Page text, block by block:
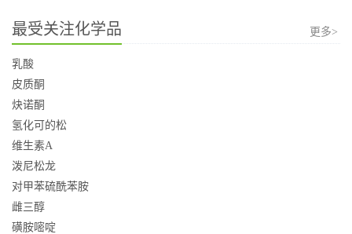
最受关注化学品 更多>
乳酸
皮质酮
炔诺酮
氢化可的松
维生素A
泼尼松龙
对甲苯硫酰苯胺
雌三醇
磺胺嘧啶